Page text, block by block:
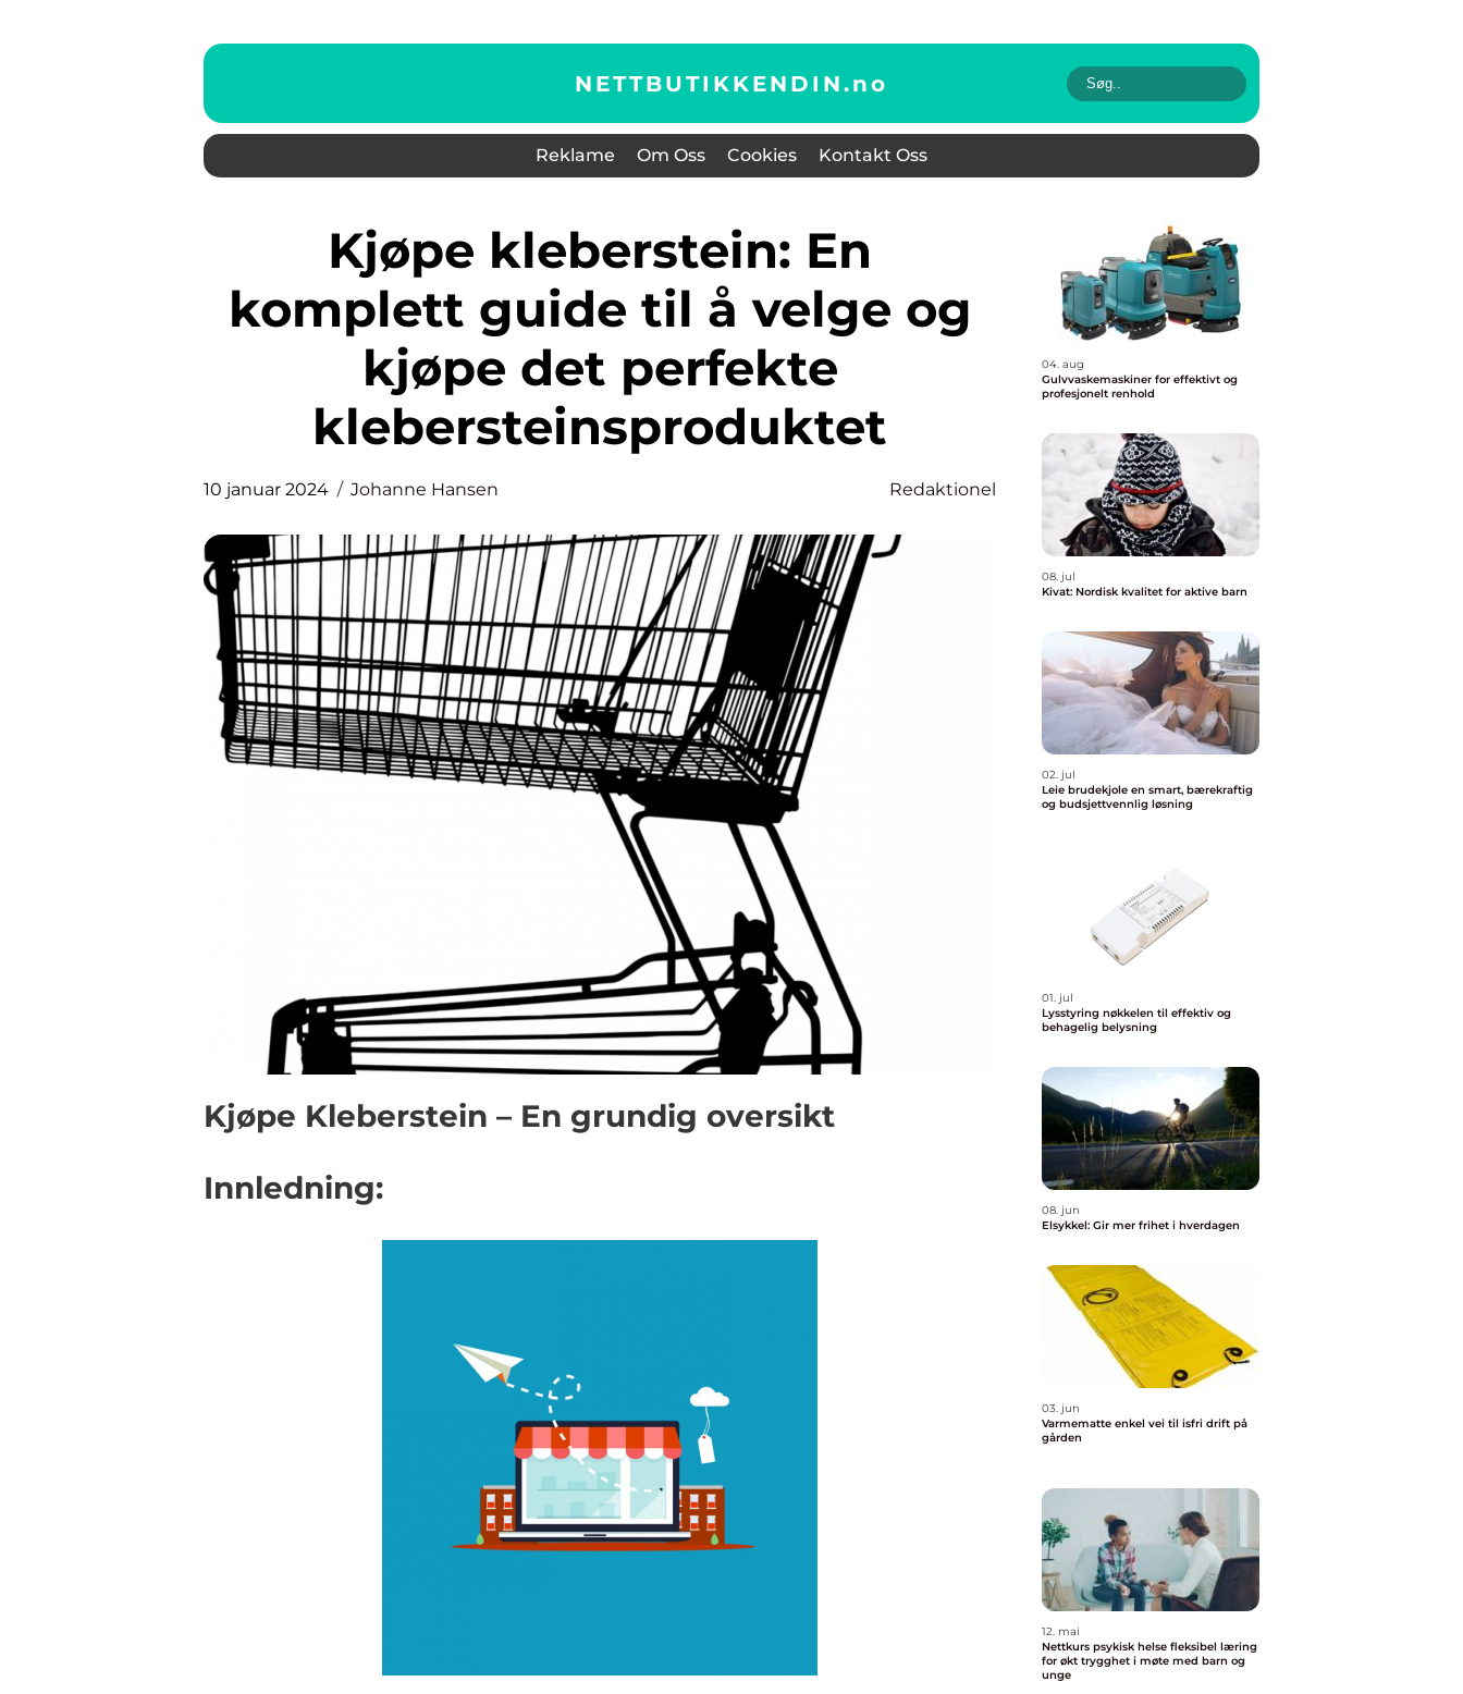
NETTBUTIKKENDIN.no
Reklame Om Oss Cookies Kontakt Oss
Kjøpe kleberstein: En
komplett guide til å velge og
kjøpe det perfekte
klebersteinsproduktet
10 januar 2024 Johanne Hansen Redaktionel
Kjøpe Kleberstein – En grundig oversikt
Innledning:
04. aug
Gulvvaskemaskiner for effektivt og
profesjonelt renhold
08. jul
Kivat: Nordisk kvalitet for aktive barn
02. jul
Leie brudekjole en smart, bærekraftig
og budsjettvennlig løsning
01. jul
Lysstyring nøkkelen til effektiv og
behagelig belysning
08. jun
Elsykkel: Gir mer frihet i hverdagen
03. jun
Varmematte enkel vei til isfri drift på
gården
12. mai
Nettkurs psykisk helse fleksibel læring
for økt trygghet i møte med barn og
unge